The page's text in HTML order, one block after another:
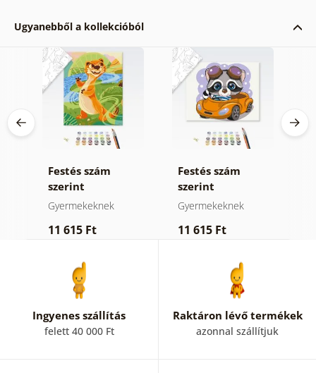
Ugyanebből a kollekcióból
Festés szám
szerint
gyerekeknek
Gyermekeknek
11 615 Ft
Festés szám
szerint
gyerekeknek
versenyző
Gyermekeknek
11 615 Ft
Ingyenes szállítás
felett 40 000 Ft
Raktáron lévő termékek
azonnal szállítjuk